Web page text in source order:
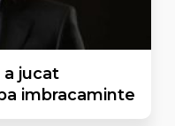
a jucat
imbracaminte